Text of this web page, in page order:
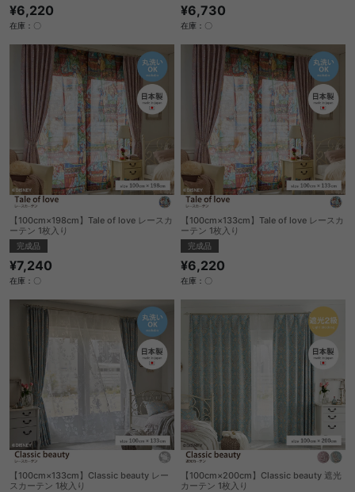
¥6,220
在庫：〇
¥6,730
在庫：〇
【100cm×198cm】Tale of love レースカ
ーテン 1枚入り
完成品
¥7,240
在庫：〇
【100cm×133cm】Tale of love レースカ
ーテン 1枚入り
完成品
¥6,220
在庫：〇
【100cm×133cm】Classic beauty レー
スカーテン 1枚入り
【100cm×200cm】Classic beauty 遮光
カーテン 1枚入り